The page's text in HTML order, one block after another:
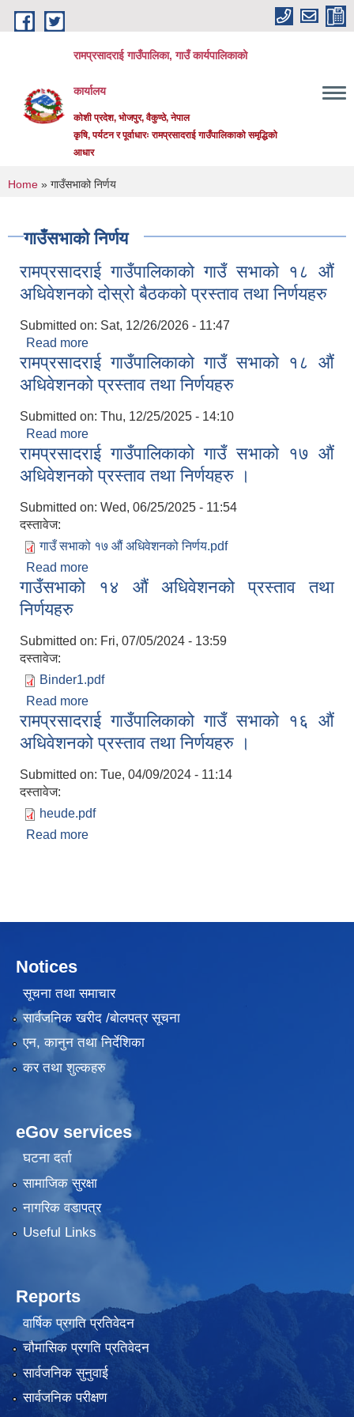
Skip to main content
रामप्रसादराई गाउँपालिका, गाउँ कार्यपालिकाको
कार्यालय
कोशी प्रदेश, भोजपुर, वैकुण्ठे, नेपाल
कृषि, पर्यटन र पूर्वाधारः रामप्रसादराई गाउँपालिकाको समृद्धिको
आधार
You are here
Home » गाउँसभाको निर्णय
गाउँसभाको निर्णय
रामप्रसादराई गाउँपालिकाको गाउँ सभाको १८ ‌औं
अधिवेशनको दोस्रो बैठकको प्रस्ताव तथा निर्णयहरु
Submitted on: Sat, 12/26/2026 - 11:47
Read more
अधिवेशनको दोस्रो बैठकको प्रस्ताव तथा निर्णयहरु
रामप्रसादराई गाउँपालिकाको गाउँ सभाको १८ औं
अधिवेशनको प्रस्ताव तथा निर्णयहरु
Submitted on: Thu, 12/25/2025 - 14:10
Read more
अधिवेशनको प्रस्ताव तथा निर्णयहरु
रामप्रसादराई गाउँपालिकाको गाउँ सभाको १७ ‌औं
अधिवेशनको प्रस्ताव तथा निर्णयहरु ।
Submitted on: Wed, 06/25/2025 - 11:54
दस्तावेज:
गाउँ सभाको १७ ‌औं अधिवेशनको निर्णय.pdf
Read more
अधिवेशनको प्रस्ताव तथा निर्णयहरु ।
गाउँसभाको १४ औं अधिवेशनको प्रस्ताव तथा
निर्णयहरु
Submitted on: Fri, 07/05/2024 - 13:59
दस्तावेज:
Binder1.pdf
Read more
निर्णयहरु
रामप्रसादराई गाउँपालिकाको गाउँ सभाको १६ ‌औं
अधिवेशनको प्रस्ताव तथा निर्णयहरु ।
Submitted on: Tue, 04/09/2024 - 11:14
दस्तावेज:
heude.pdf
Read more
Notices
सूचना तथा समाचार
सार्वजनिक खरीद /बोलपत्र सूचना
एन, कानुन तथा निर्देशिका
कर तथा शुल्कहरु
eGov services
घटना दर्ता
सामाजिक सुरक्षा
नागरिक वडापत्र
Useful Links
Reports
वार्षिक प्रगति प्रतिवेदन
चौमासिक प्रगति प्रतिवेदन
सार्वजनिक सुनुवाई
सार्वजनिक परीक्षण